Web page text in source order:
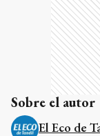
Sobre el autor
El Eco de